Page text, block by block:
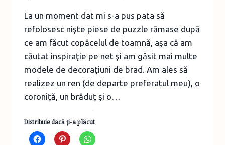
La un moment dat mi s-a pus pata să
refolosesc nişte piese de puzzle rămase după
ce am făcut copăcelul de toamnă, aşa că am
căutat inspiraţie pe net şi am găsit mai multe
modele de decoraţiuni de brad. Am ales să
realizez un ren (de departe preferatul meu), o
coroniţă, un brăduţ şi o…
Distribuie dacă ţi-a plăcut